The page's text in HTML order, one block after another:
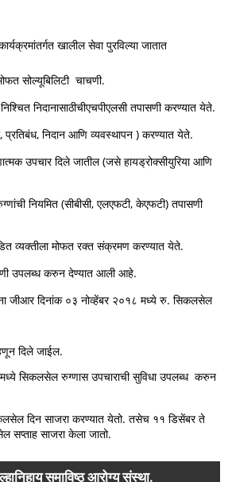
खालील सेवा पुरविल्या जातात
सोल्‍यूबिलिटी चाचणी.
निदानासाठीचीएचपीएलसी तपासणी करण्‍यात येते.
प्रतिबंध, निदान आणि व्यवस्थापन ) करण्‍यात येते.
उपचार दिले जातील (जसे हायड्रोक्सीयुरिया आणि
नियमित (सीबीसी, एलएफटी, केएफटी) तपासणी
व्यक्तीला मोफत रक्त संक्रमण करण्‍यात येते.
उपलब्‍ध करुन देण्‍यात आली आहे.
जीआर दिनांक ०३ नोव्हेंबर २०१८ मध्ये रु. सिकलसेल
दिले जाईल.
सिकलसेल रुग्‍णास उपचाराची सुविधा उपलब्‍ध करुन
दिन साजरा करण्‍यात येतो. तसेच ११ डिसेंबर ते
सप्ताह साजरा केला जातो.
समाविष्‍ठ आरोग्‍य संस्‍था.